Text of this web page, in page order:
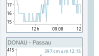
DONAU - Passau